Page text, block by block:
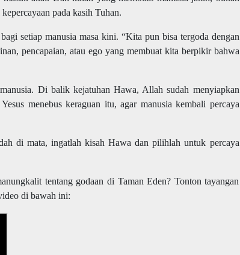
pada kasih Tuhan.
setiap manusia masa kini. “Kita pun bisa tergoda dengan
pencapaian, atau ego yang membuat kita berpikir bahwa
Di balik kejatuhan Hawa, Allah sudah menyiapkan
menebus keraguan itu, agar manusia kembali percaya
di mata, ingatlah kisah Hawa dan pilihlah untuk percaya
tentang godaan di Taman Eden? Tonton tayangan
di bawah ini: